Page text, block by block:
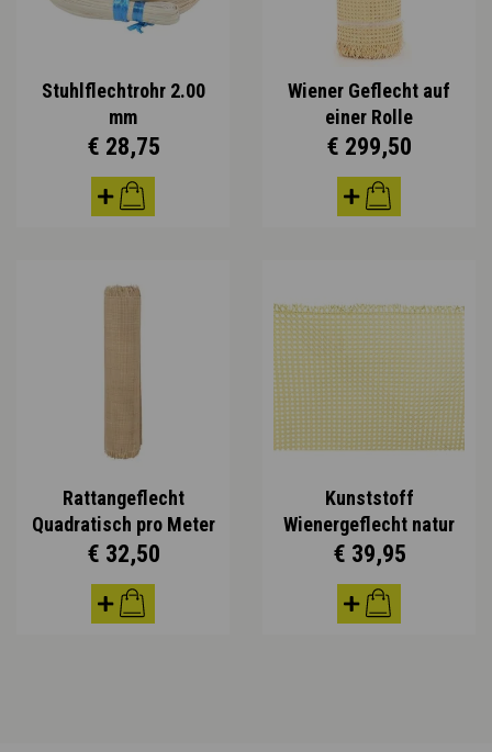
Stuhlflechtrohr 2.00
mm
€ 28,75
Wiener Geflecht auf
einer Rolle
€ 299,50
Rattangeflecht
Quadratisch pro Meter
€ 32,50
Kunststoff
Wienergeflecht natur
€ 39,95